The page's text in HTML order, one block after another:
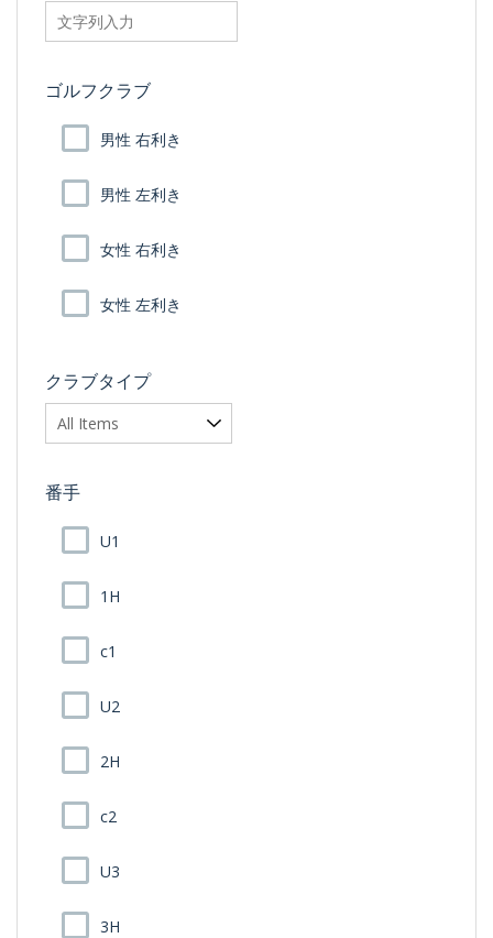
searchfilter_pro
ゴルフクラブ
男性 右利き
男性 左利き
女性 右利き
女性 左利き
クラブタイプ
番手
U1
1H
c1
U2
2H
c2
U3
3H